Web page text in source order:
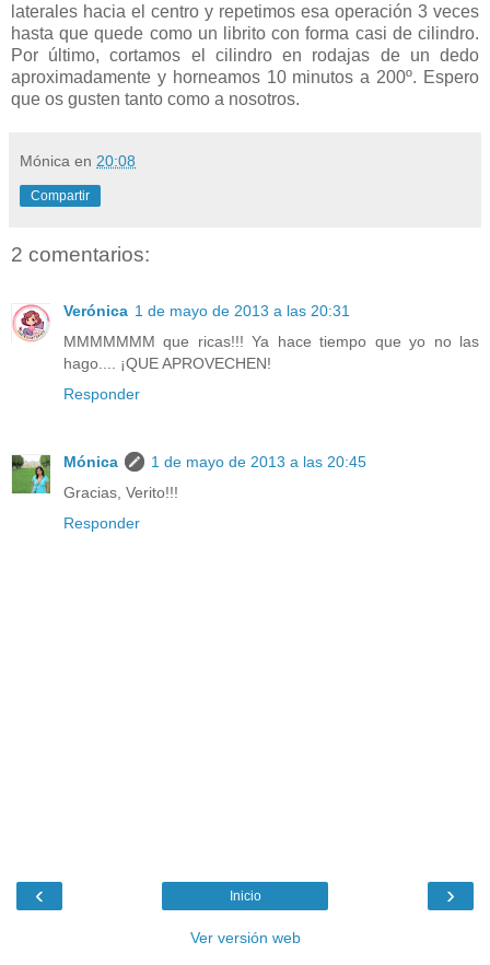
laterales hacia el centro y repetimos esa operación 3 veces
hasta que quede como un librito con forma casi de cilindro.
Por último, cortamos el cilindro en rodajas de un dedo
aproximadamente y horneamos 10 minutos a 200º. Espero
que os gusten tanto como a nosotros.
Mónica en 20:08
Compartir
2 comentarios:
Verónica 1 de mayo de 2013 a las 20:31
MMMMMMM que ricas!!! Ya hace tiempo que yo no las
hago.... ¡QUE APROVECHEN!
Responder
Mónica
1 de mayo de 2013 a las 20:45
Gracias, Verito!!!
Responder
‹ ›
Inicio
Ver versión web